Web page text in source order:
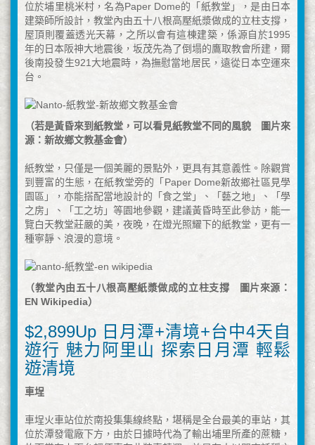
位於埔里桃米村，名為Paper Dome的「紙教堂」，是由日本
建築師所設計，教堂內由五十八根高壓紙漿做成的立柱支撐，
屋頂則覆蓋透光天幕，之所以會有這棟建築，係源自於1995
年的日本阪神大地震後，坂茂先為了倒塌的鷹取教會所建，爾
後南投發生921大地震時，為撫慰當地居民，遠從日本空運來
台。
（若是黃昏來到紙教堂，可以看見紙教堂不同的風貌 圖片來
源：新故鄉文教基金會）
紙教堂，只僅是一個美麗的景點外，更具有其意義性。除觀賞
到豐富的生態，在紙教堂旁的「Paper Dome新故鄉社區見學
園區」，亦能搭配當地設計的「食之堂」、「藝之地」、「學
之房」、「工之坊」等園地參觀，建議黃昏時至此參訪，能一
覽白天教堂莊嚴的美，夜晚，在燈光照耀下的紙教堂，更有一
種寧靜、浪漫的意境。
（教堂內由五十八根高壓紙漿做成的立柱支撐 圖片來源：
EN Wikipedia）
$2,899Up 日月潭+清境+台中4天自
遊行 魅力阿里山 探索日月潭 輕鬆
遊清境
車埕
車埕火車站位於南投集集線終點，堪稱是全台最美的車站，其
位於潭發電廠下方，由於日據時代為了輸出埔里所產的蔗糖，